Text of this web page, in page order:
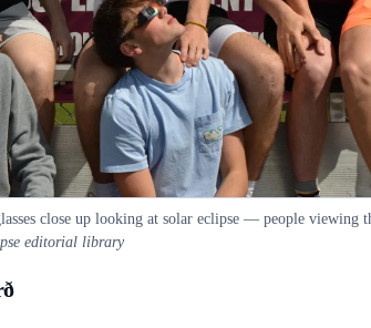
close up looking at solar eclipse — people viewing
editorial library